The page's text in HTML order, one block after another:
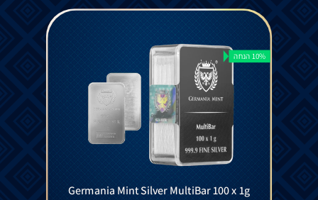
10% הנחה
Germania Mint Silver MultiBar 100 x 1g